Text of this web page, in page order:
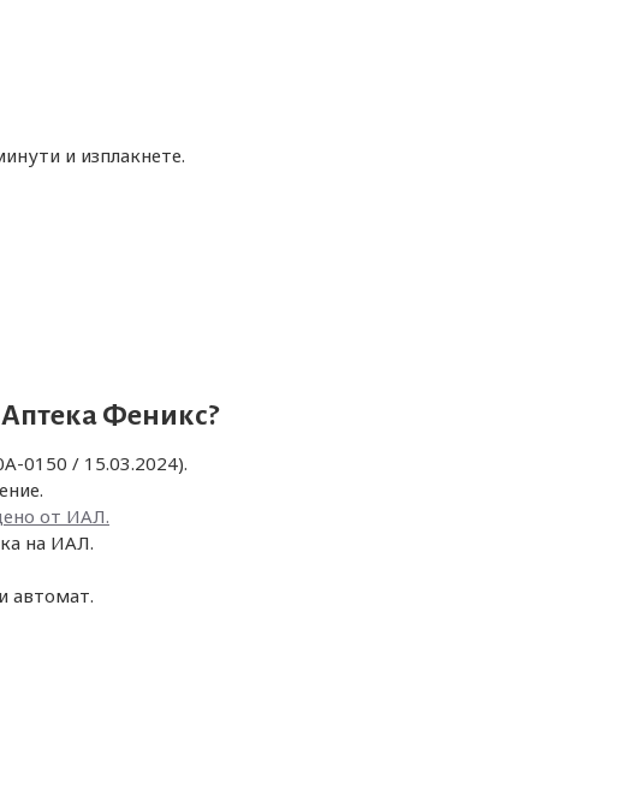
и изплакнете.
Аптека Феникс?
0150 / 15.03.2024).
от ИАЛ.
на ИАЛ.
автомат.